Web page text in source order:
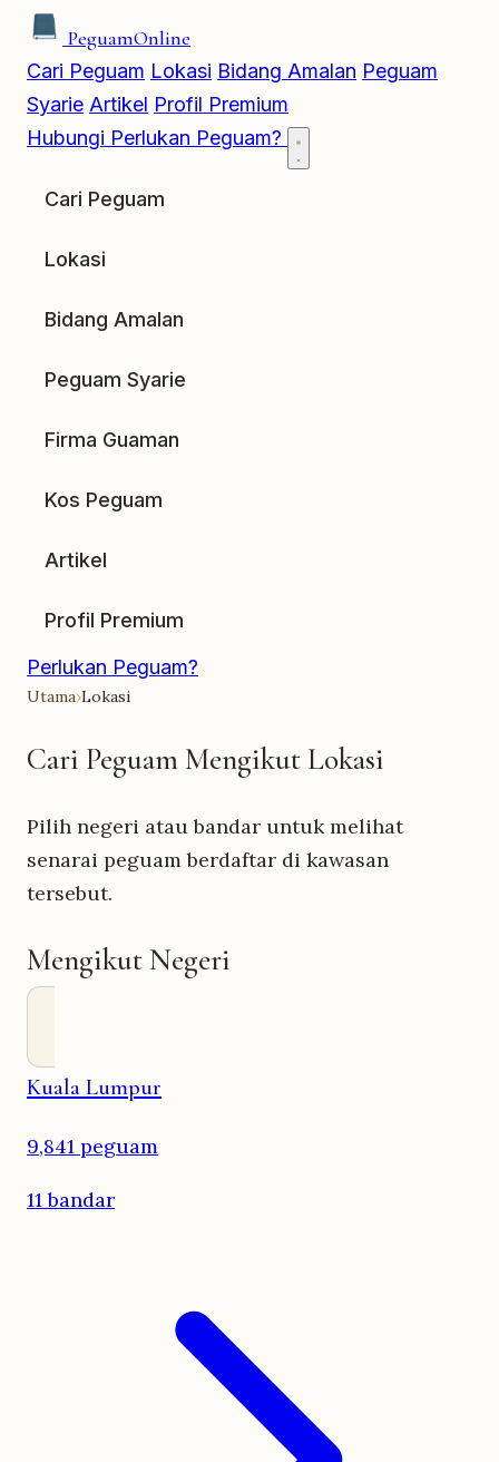
PeguamOnline
Cari Peguam Lokasi Bidang Amalan Peguam
Syarie Artikel Profil Premium
Hubungi Perlukan Peguam?
Cari Peguam
Lokasi
Bidang Amalan
Peguam Syarie
Firma Guaman
Kos Peguam
Artikel
Profil Premium
Perlukan Peguam?
Utama›Lokasi
Cari Peguam Mengikut Lokasi
Pilih negeri atau bandar untuk melihat
senarai peguam berdaftar di kawasan
tersebut.
Mengikut Negeri
Kuala Lumpur
9,841 peguam
11 bandar